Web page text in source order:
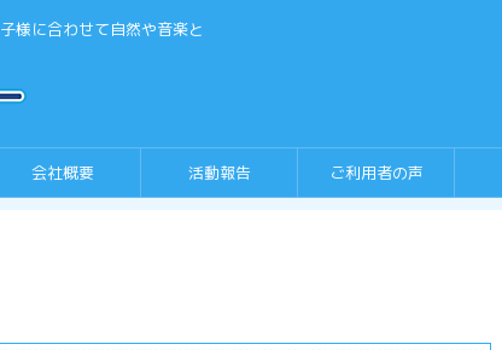
様に合わせて自然や音楽と
会社概要 活動報告 ご利用者の声